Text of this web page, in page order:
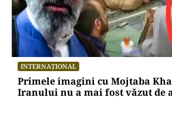
INTERNAȚIONAL
Primele imagini cu Mojtaba
Iranului nu a mai fost văzut de